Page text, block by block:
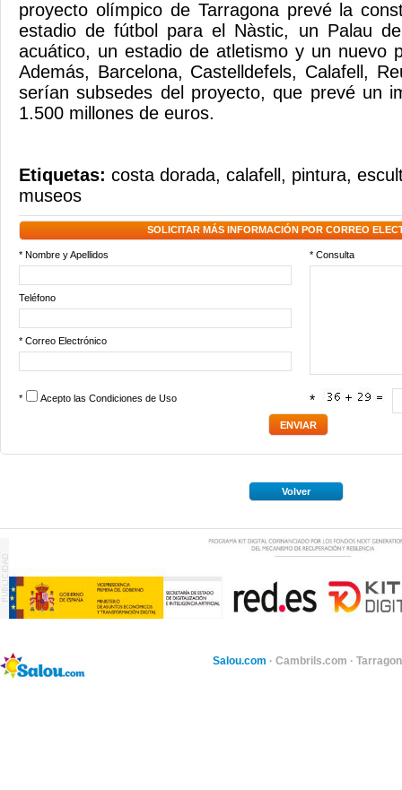
proyecto olímpico de Tarragona prevé la
estadio de fútbol para el Nàstic, un Palau
acuático, un estadio de atletismo y un nuevo
Además, Barcelona, Castelldefels, Calafell,
serían subsedes del proyecto, que prevé un
1.500 millones de euros.
Etiquetas: costa dorada, calafell , pintura,
museos
SOLICITAR MÁS INFORMACIÓN POR CORREO
* Nombre y Apellidos * Consulta
Teléfono
* Correo Electrónico
* Acepto las Condiciones de Uso *
Volver
Salou.com · Cambrils.com ·